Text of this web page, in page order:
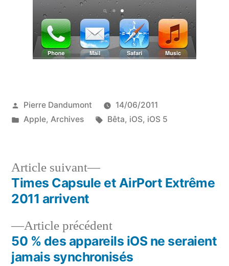
Publié
par
Pierre Dandumont
14/06/2011
Publié
Apple, Archives Étiquettes :
Bêta, iOS, iOS 5
Navigation
l’article
Article précédentArticle
précédent :
50 % des appareils iOS ne seraient
jamais synchronisés
Article suivant
Article
suivant :
Times Capsule et AirPort Extrême
2011 arrivent